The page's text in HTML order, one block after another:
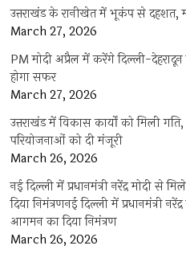
उत्तराखंड के रानीखेत में भूकंप से
March 27, 2026
PM मोदी अप्रैल में करेंगे दिल्ली-
होगा सफर
March 27, 2026
उत्तराखंड में विकास कार्यों को मिली
परियोजनाओं को दी मंजूरी
March 26, 2026
नई दिल्ली में प्रधानमंत्री नरेंद्र मोदी से
दिया निमंत्रणनई दिल्ली में प्रधानमंत्री
आगमन का दिया निमंत्रण
March 26, 2026